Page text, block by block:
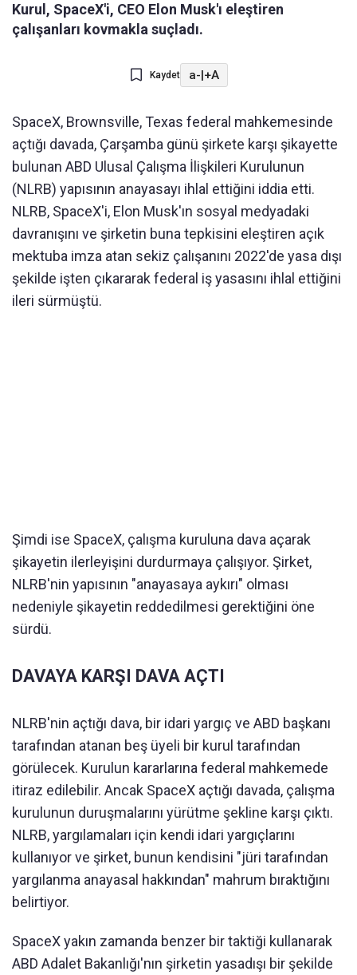
Kurul, SpaceX'i, CEO Elon Musk'ı eleştiren
çalışanları kovmakla suçladı.
Kaydet a-|+A
SpaceX, Brownsville, Texas federal mahkemesinde
açtığı davada, Çarşamba günü şirkete karşı şikayette
bulunan ABD Ulusal Çalışma İlişkileri Kurulunun
(NLRB) yapısının anayasayı ihlal ettiğini iddia etti.
NLRB, SpaceX'i, Elon Musk'ın sosyal medyadaki
davranışını ve şirketin buna tepkisini eleştiren açık
mektuba imza atan sekiz çalışanını 2022'de yasa dışı
şekilde işten çıkararak federal iş yasasını ihlal ettiğini
ileri sürmüştü.
Şimdi ise SpaceX, çalışma kuruluna dava açarak
şikayetin ilerleyişini durdurmaya çalışıyor. Şirket,
NLRB'nin yapısının "anayasaya aykırı" olması
nedeniyle şikayetin reddedilmesi gerektiğini öne
sürdü.
DAVAYA KARŞI DAVA AÇTI
NLRB'nin açtığı dava, bir idari yargıç ve ABD başkanı
tarafından atanan beş üyeli bir kurul tarafından
görülecek. Kurulun kararlarına federal mahkemede
itiraz edilebilir. Ancak SpaceX açtığı davada, çalışma
kurulunun duruşmalarını yürütme şekline karşı çıktı.
NLRB, yargılamaları için kendi idari yargıçlarını
kullanıyor ve şirket, bunun kendisini "jüri tarafından
yargılanma anayasal hakkından" mahrum bıraktığını
belirtiyor.
SpaceX yakın zamanda benzer bir taktiği kullanarak
ABD Adalet Bakanlığı'nın şirketin yasadışı bir şekilde